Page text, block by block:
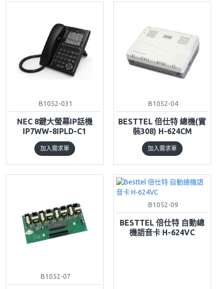
B1052-031
NEC 8鍵大螢幕IP話機
IP7WW-8IPLD-C1
加入需求單
B1052-04
BESTTEL 倍仕特 總機(實
裝308) H-624CM
加入需求單
B1052-07
B1052-09
BESTTEL 倍仕特 自動總
機語音卡 H-624VC